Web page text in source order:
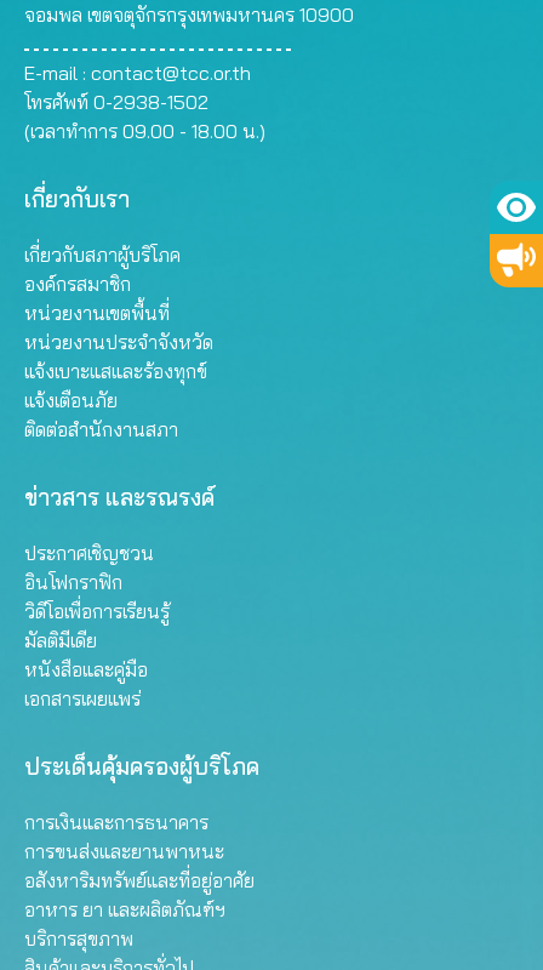
จอมพล เขตจตุจักรกรุงเทพมหานคร 10900
E-mail : contact@tcc.or.th
โทรศัพท์ 0-2938-1502
(เวลาทำการ 09.00 - 18.00 น.)
เกี่ยวกับเรา
เกี่ยวกับสภาผู้บริโภค
องค์กรสมาชิก
หน่วยงานเขตพื้นที่
หน่วยงานประจำจังหวัด
แจ้งเบาะแสและร้องทุกข์
แจ้งเตือนภัย
ติดต่อสำนักงานสภา
ข่าวสาร และรณรงค์
ประกาศเชิญชวน
อินโฟกราฟิก
วิดีโอเพื่อการเรียนรู้
มัลติมีเดีย
หนังสือและคู่มือ
เอกสารเผยแพร่
ประเด็นคุ้มครองผู้บริโภค
การเงินและการธนาคาร
การขนส่งและยานพาหนะ
อสังหาริมทรัพย์และที่อยู่อาศัย
อาหาร ยา และผลิตภัณฑ์ฯ
บริการสุขภาพ